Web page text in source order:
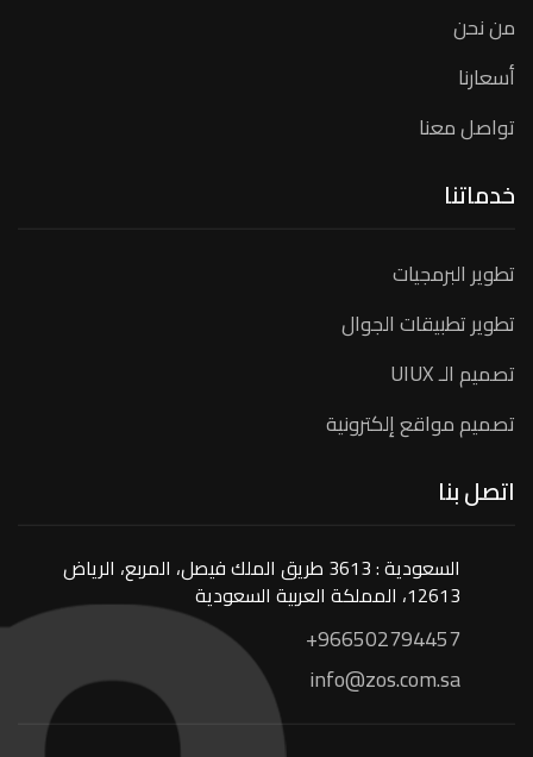
من نحن
أسعارنا
تواصل معنا
خدماتنا
تطوير البرمجيات
تطوير تطبيقات الجوال
تصميم الـ UIUX
تصميم مواقع إلكترونية
اتصل بنا
السعودية : 3613 طريق الملك فيصل، المربع، الرياض
12613، المملكة العربية السعودية
+966502794457
info@zos.com.sa